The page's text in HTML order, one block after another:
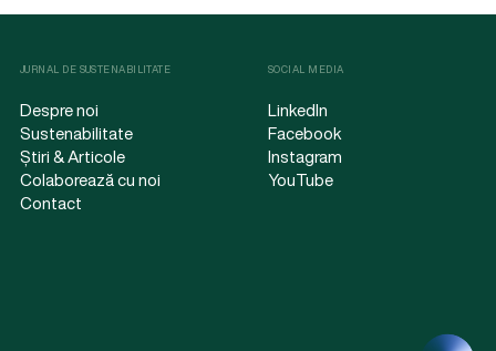
JURNAL DE SUSTENABILITATE
Despre noi
Sustenabilitate
Știri & Articole
Colaborează cu noi
Contact
SOCIAL MEDIA
LinkedIn
Facebook
Instagram
YouTube